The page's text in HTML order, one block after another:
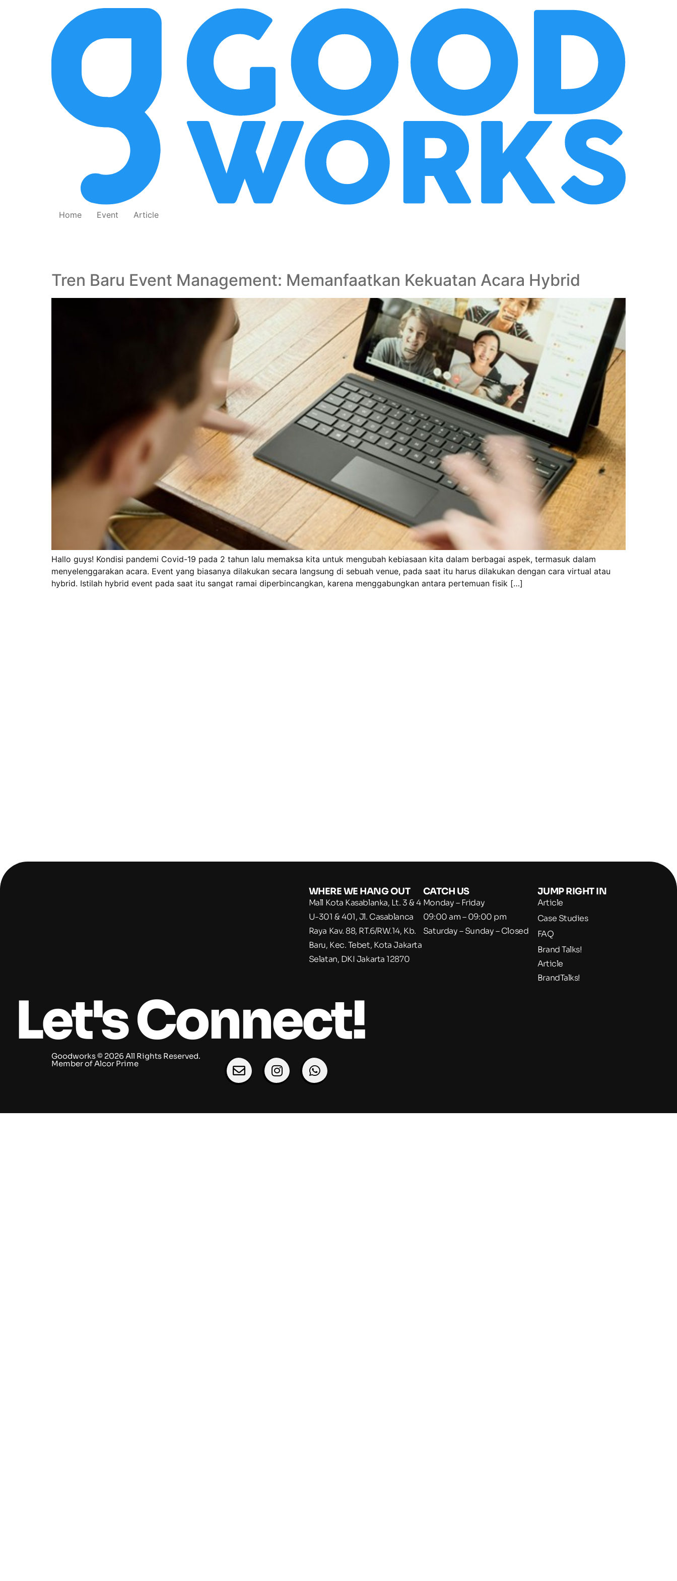
Home Event Article
Tren Baru Event Management: Memanfaatkan Kekuatan Acara Hybrid
Hallo guys! Kondisi pandemi Covid-19 pada 2 tahun lalu memaksa kita untuk mengubah kebiasaan kita dalam berbagai aspek, termasuk dalam
menyelenggarakan acara. Event yang biasanya dilakukan secara langsung di sebuah venue, pada saat itu harus dilakukan dengan cara virtual atau
hybrid. Istilah hybrid event pada saat itu sangat ramai diperbincangkan, karena menggabungkan antara pertemuan fisik […]
WHERE WE HANG OUT
Mall Kota Kasablanka, Lt. 3 & 4
U-301 & 401, Jl. Casablanca
Raya Kav. 88, RT.6/RW.14, Kb.
Baru, Kec. Tebet, Kota Jakarta
Selatan, DKI Jakarta 12870
CATCH US
Monday – Friday
09:00 am – 09:00 pm
Saturday – Sunday – Closed
JUMP RIGHT IN
Article
Case Studies
FAQ
Brand Talks!
Article
BrandTalks!
Let's Connect!
Goodworks © 2026 All Rights Reserved. ​
Member ofAlcor Prime